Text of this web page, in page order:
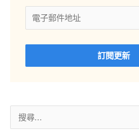
訂閱更新